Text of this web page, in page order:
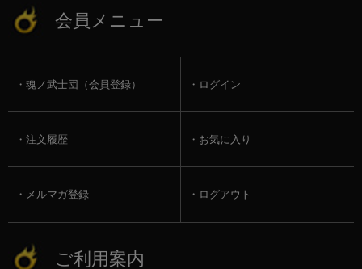
会員メニュー
魂ノ武士団（会員登録） ログイン
注文履歴 お気に入り
メルマガ登録 ログアウト
ご利用案内